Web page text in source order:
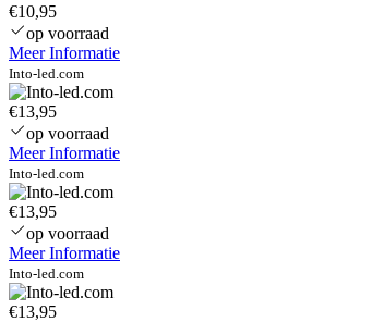
€10,95
op voorraad
Meer Informatie
Into-led.com
€13,95
op voorraad
Meer Informatie
Into-led.com
€13,95
op voorraad
Meer Informatie
Into-led.com
€13,95